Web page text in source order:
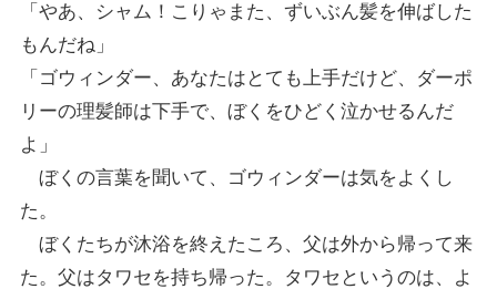
「やあ、シャム！こりゃまた、ずいぶん髪を伸ばした
もんだね」
「ゴウィンダー、あなたはとても上手だけど、ダーポ
リーの理髪師は下手で、ぼくをひどく泣かせるんだ
よ」
ぼくの言葉を聞いて、ゴウィンダーは気をよくし
た。
ぼくたちが沐浴を終えたころ、父は外から帰って来
た。父はタワセを持ち帰った。タワセというのは、よ